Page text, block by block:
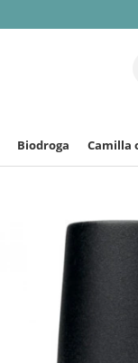
Biodroga Camilla